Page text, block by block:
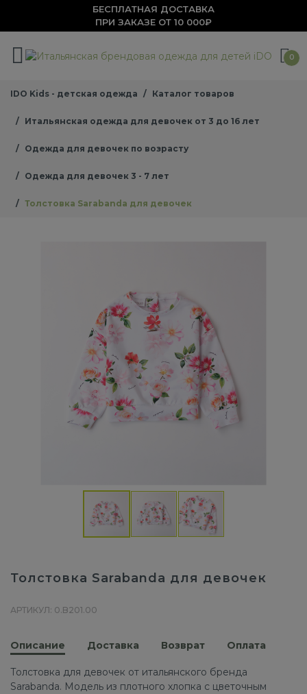
БЕСПЛАТНАЯ ДОСТАВКА
ПРИ ЗАКАЗЕ ОТ 10 000₽
0
IDO Kids - детская одежда Каталог товаров
Итальянская одежда для девочек от 3 до 16 лет
Одежда для девочек по возрасту
Одежда для девочек 3 - 7 лет
Толстовка Sarabanda для девочек
Толстовка Sarabanda для девочек
АРТИКУЛ: 0.B201.00
Описание Доставка Возврат Оплата
Толстовка для девочек от итальянского бренда
Sarabanda. Модель из плотного хлопка с цветочным